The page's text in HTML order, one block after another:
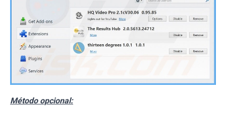
Método opcional: